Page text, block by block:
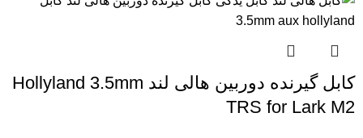
کابل گیرنده دوربین هالی لند Hollyland 3.5mm
TRS for Lark M2